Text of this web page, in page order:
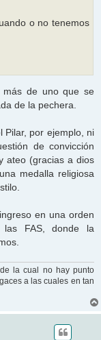
o no tenemos
más de uno que se
de la pechera.
Pilar, por ejemplo, ni
de convicción
ateo (gracias a dios
medalla religiosa
en una orden
las FAS, donde la
la cual no hay punto
a las cuales en tan